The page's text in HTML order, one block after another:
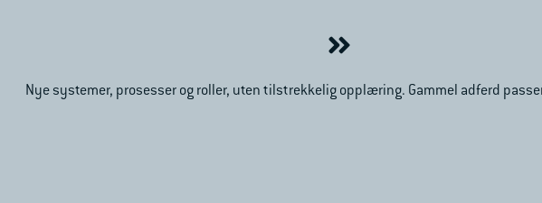
Nye systemer, prosesser og roller, uten tilstrekkelig opplæring. Gammel adferd